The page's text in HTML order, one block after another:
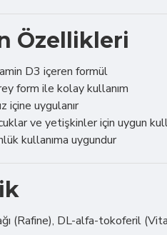
Özellikleri
D3 içeren formül
form ile kolay kullanım
içine uygulanır
ve yetişkinler için uygun
kullanıma uygundur
(Rafine), DL-alfa-tokoferil